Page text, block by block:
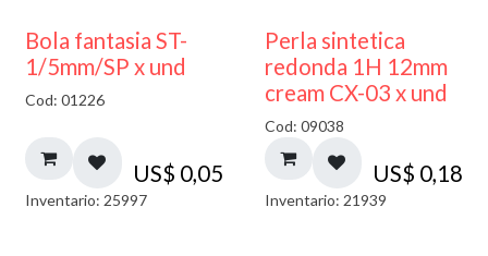
Bola fantasia ST-
1/5mm/SP x und
Cod: 01226
US$ 0,05
Inventario: 25997
Perla sintetica
redonda 1H 12mm
cream CX-03 x und
Cod: 09038
US$ 0,18
Inventario: 21939